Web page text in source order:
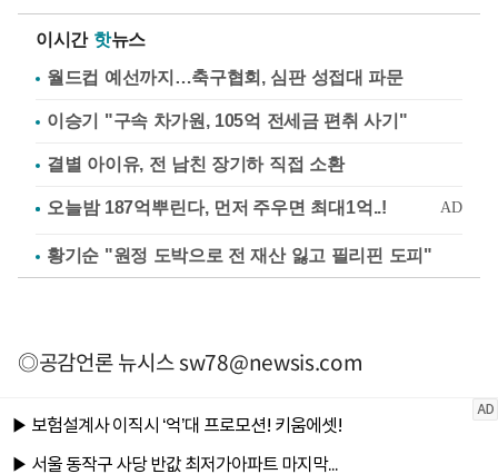
이시간 핫뉴스
월드컵 예선까지…축구협회, 심판 성접대 파문
이승기 "구속 차가원, 105억 전세금 편취 사기"
결별 아이유, 전 남친 장기하 직접 소환
황기순 "원정 도박으로 전 재산 잃고 필리핀 도피"
◎공감언론 뉴시스sw78@newsis.com